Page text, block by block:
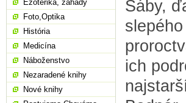
Sáby,
ich
Ezoterika, záhady
Foto,Optika
História
Medicína
Náboženstvo
Nezaradené knihy
Nové knihy